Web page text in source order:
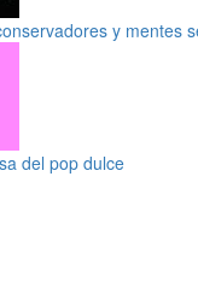
y mentes
del pop dulce